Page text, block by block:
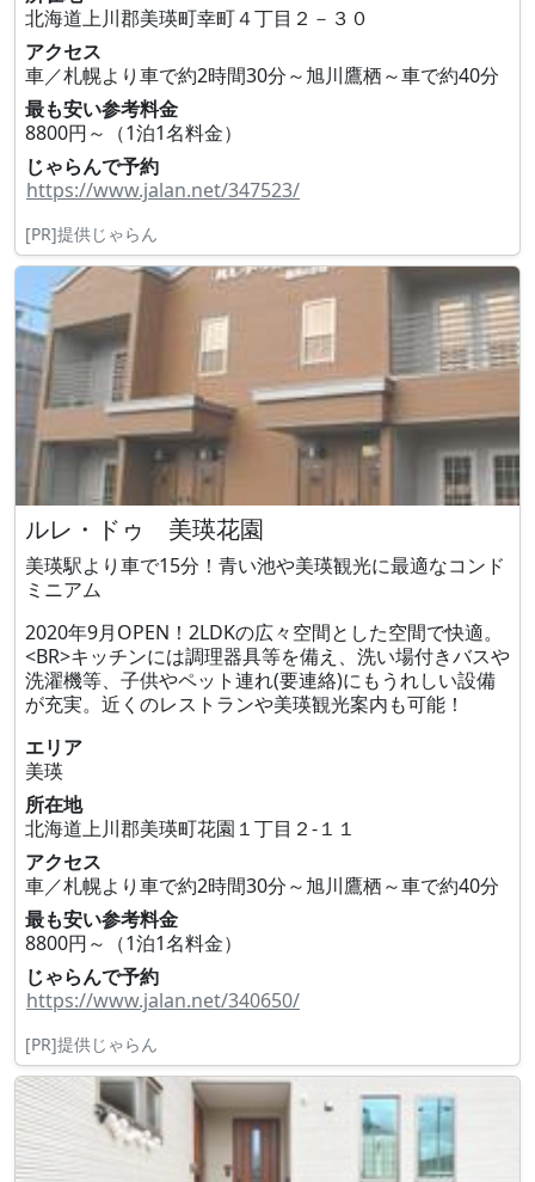
北海道上川郡美瑛町幸町４丁目２－３０
アクセス
車／札幌より車で約2時間30分～旭川鷹栖～車で約40分
最も安い参考料金
8800円～（1泊1名料金）
じゃらんで予約
https://www.jalan.net/347523/
[PR]提供じゃらん
ルレ・ドゥ 美瑛花園
美瑛駅より車で15分！青い池や美瑛観光に最適なコンド
ミニアム
2020年9月OPEN！2LDKの広々空間とした空間で快適。
<BR>キッチンには調理器具等を備え、洗い場付きバスや
洗濯機等、子供やペット連れ(要連絡)にもうれしい設備
が充実。近くのレストランや美瑛観光案内も可能！
エリア
美瑛
所在地
北海道上川郡美瑛町花園１丁目２‐１１
アクセス
車／札幌より車で約2時間30分～旭川鷹栖～車で約40分
最も安い参考料金
8800円～（1泊1名料金）
じゃらんで予約
https://www.jalan.net/340650/
[PR]提供じゃらん